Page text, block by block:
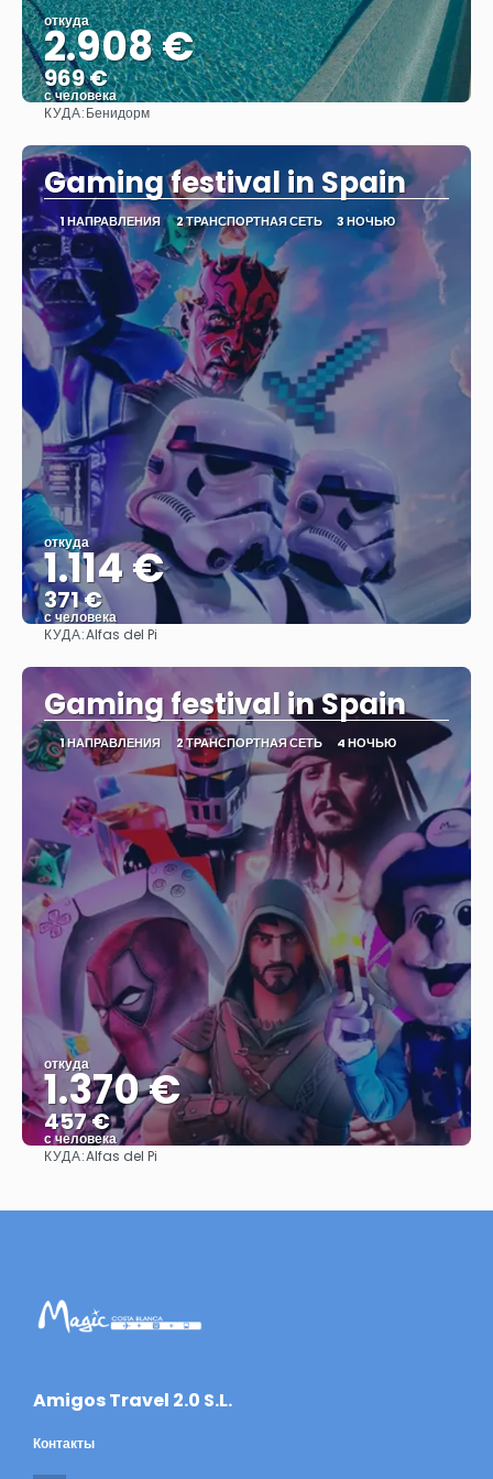
откуда
2.908 €
969 €
с человека
КУДА:Бенидорм
Gaming festival in Spain
1 НАПРАВЛЕНИЯ 2 ТРАНСПОРТНАЯ СЕТЬ 3 НОЧЬЮ
откуда
1.114 €
371 €
с человека
КУДА:Alfas del Pi
Gaming festival in Spain
1 НАПРАВЛЕНИЯ 2 ТРАНСПОРТНАЯ СЕТЬ 4 НОЧЬЮ
откуда
1.370 €
457 €
с человека
КУДА:Alfas del Pi
​Amigos Travel 2.0 S.L.
Контакты